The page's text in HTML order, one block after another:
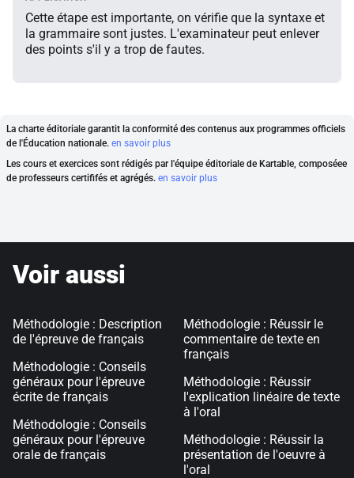
Cette étape est importante, on vérifie que la syntaxe et
la grammaire sont justes. L'examinateur peut enlever
des points s'il y a trop de fautes.
La charte éditoriale garantit la conformité des contenus aux programmes officiels
de l'Éducation nationale. en savoir plus
Les cours et exercices sont rédigés par l'équipe éditoriale de Kartable, composéee
de professeurs certififés et agrégés. en savoir plus
Voir aussi
Méthodologie : Description
de l'épreuve de français
Méthodologie : Conseils
généraux pour l'épreuve
écrite de français
Méthodologie : Conseils
généraux pour l'épreuve
orale de français
Méthodologie : Réussir le
commentaire de texte en
français
Méthodologie : Réussir
l'explication linéaire de texte
à l'oral
Méthodologie : Réussir la
présentation de l'oeuvre à
l'oral